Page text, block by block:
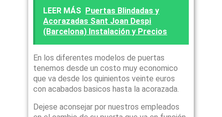
LEER MÁS Puertas Blindadas y
Acorazadas Sant Joan Despi
(Barcelona) Instalación y Precios
En los diferentes modelos de puertas
tenemos desde un costo muy economico
que va desde los quinientos veinte euros
con acabados basicos hasta la acorazada.
Dejese aconsejar por nuestros empleados